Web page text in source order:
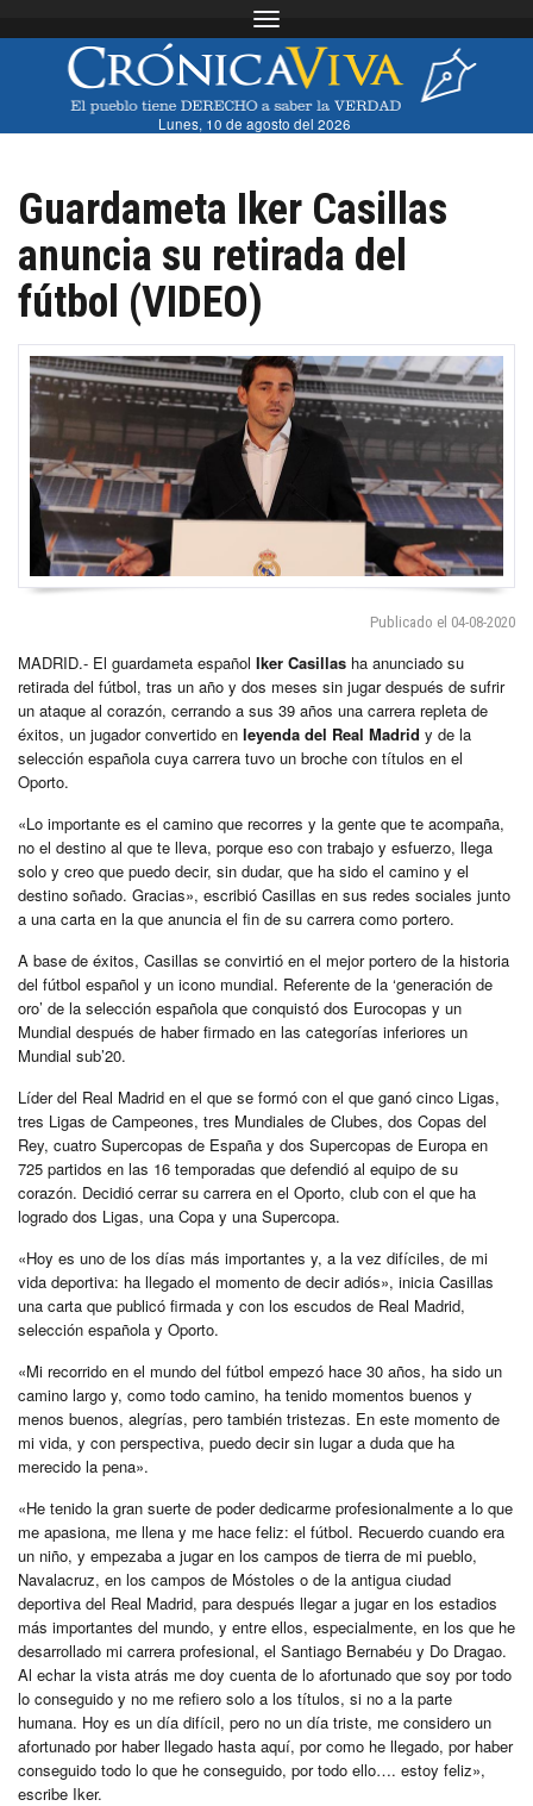
Toggle navigation
Lunes, 10 de agosto del 2026
Guardameta Iker Casillas
anuncia su retirada del
fútbol (VIDEO)
Publicado el 04-08-2020
MADRID.- El guardameta español Iker Casillas ha anunciado su
retirada del fútbol, tras un año y dos meses sin jugar después de sufrir
un ataque al corazón, cerrando a sus 39 años una carrera repleta de
éxitos, un jugador convertido en leyenda del Real Madrid y de la
selección española cuya carrera tuvo un broche con títulos en el
Oporto.
«Lo importante es el camino que recorres y la gente que te acompaña,
no el destino al que te lleva, porque eso con trabajo y esfuerzo, llega
solo y creo que puedo decir, sin dudar, que ha sido el camino y el
destino soñado. Gracias», escribió Casillas en sus redes sociales junto
a una carta en la que anuncia el fin de su carrera como portero.
A base de éxitos, Casillas se convirtió en el mejor portero de la historia
del fútbol español y un icono mundial. Referente de la ‘generación de
oro’ de la selección española que conquistó dos Eurocopas y un
Mundial después de haber firmado en las categorías inferiores un
Mundial sub’20.
Líder del Real Madrid en el que se formó con el que ganó cinco Ligas,
tres Ligas de Campeones, tres Mundiales de Clubes, dos Copas del
Rey, cuatro Supercopas de España y dos Supercopas de Europa en
725 partidos en las 16 temporadas que defendió al equipo de su
corazón. Decidió cerrar su carrera en el Oporto, club con el que ha
logrado dos Ligas, una Copa y una Supercopa.
«Hoy es uno de los días más importantes y, a la vez difíciles, de mi
vida deportiva: ha llegado el momento de decir adiós», inicia Casillas
una carta que publicó firmada y con los escudos de Real Madrid,
selección española y Oporto.
«Mi recorrido en el mundo del fútbol empezó hace 30 años, ha sido un
camino largo y, como todo camino, ha tenido momentos buenos y
menos buenos, alegrías, pero también tristezas. En este momento de
mi vida, y con perspectiva, puedo decir sin lugar a duda que ha
merecido la pena».
«He tenido la gran suerte de poder dedicarme profesionalmente a lo que
me apasiona, me llena y me hace feliz: el fútbol. Recuerdo cuando era
un niño, y empezaba a jugar en los campos de tierra de mi pueblo,
Navalacruz, en los campos de Móstoles o de la antigua ciudad
deportiva del Real Madrid, para después llegar a jugar en los estadios
más importantes del mundo, y entre ellos, especialmente, en los que he
desarrollado mi carrera profesional, el Santiago Bernabéu y Do Dragao.
Al echar la vista atrás me doy cuenta de lo afortunado que soy por todo
lo conseguido y no me refiero solo a los títulos, si no a la parte
humana. Hoy es un día difícil, pero no un día triste, me considero un
afortunado por haber llegado hasta aquí, por como he llegado, por haber
conseguido todo lo que he conseguido, por todo ello…. estoy feliz»,
escribe Iker.